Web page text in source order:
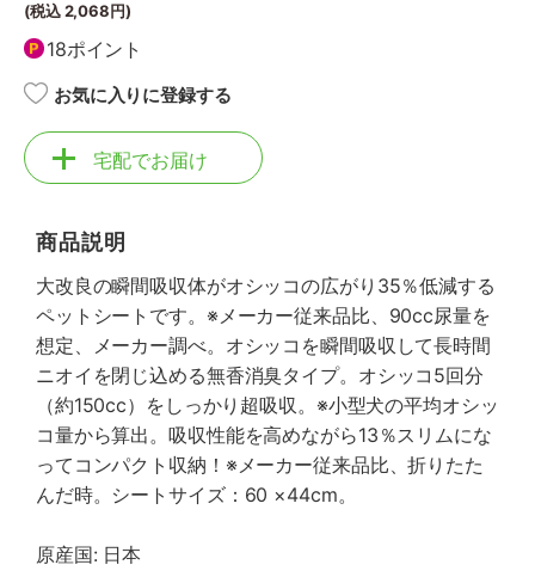
(税込2,068円)
18ポイント
お気に入りに登録する
宅配でお届け
商品説明
大改良の瞬間吸収体がオシッコの広がり35％低減する
ペットシートです。※メーカー従来品比、90cc尿量を
想定、メーカー調べ。オシッコを瞬間吸収して長時間
ニオイを閉じ込める無香消臭タイプ。オシッコ5回分
（約150cc）をしっかり超吸収。※小型犬の平均オシッ
コ量から算出。吸収性能を高めながら13％スリムにな
ってコンパクト収納！※メーカー従来品比、折りたた
んだ時。シートサイズ：60 ×44cm。
原産国: 日本